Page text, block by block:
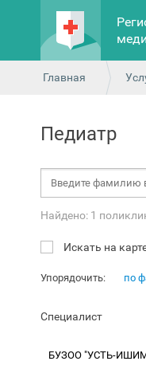
Главная
Педиатр
Найдено: 1
Искать на
Упорядочить: по
Специалист
БУЗОО "УСТЬ-